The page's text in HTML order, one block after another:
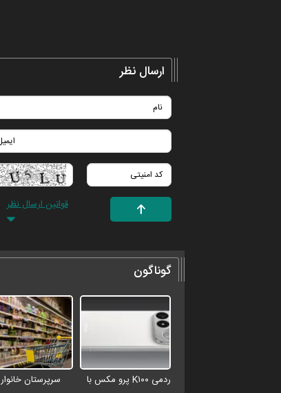
ارسال نظر
قوانین ارسال نظر
گوناگون
ردمی K۱۰۰ پرو مکس با
سرپرستان خانوار